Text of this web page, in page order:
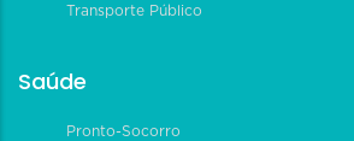
Transporte Público
Saúde
Pronto-Socorro